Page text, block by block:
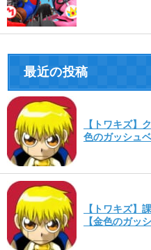
最近の投稿
【トワキズ】
色のガッシュベ
【トワキズ】
【金色のガッ